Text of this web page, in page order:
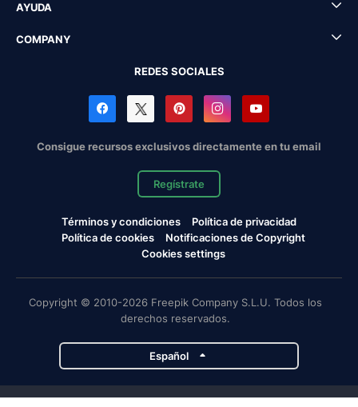
AYUDA
COMPANY
REDES SOCIALES
Consigue recursos exclusivos directamente en tu email
Regístrate
Términos y condiciones
Política de privacidad
Política de cookies
Notificaciones de Copyright
Cookies settings
Copyright © 2010-2026 Freepik Company S.L.U. Todos los
derechos reservados.
Español